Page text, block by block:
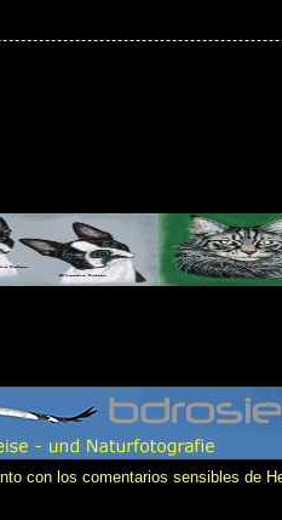
con los comentarios sensibles de